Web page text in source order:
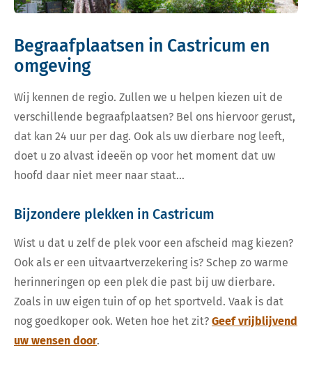
Begraafplaatsen in Castricum en
omgeving
Wij kennen de regio. Zullen we u helpen kiezen uit de
verschillende begraafplaatsen? Bel ons hiervoor gerust,
dat kan 24 uur per dag. Ook als uw dierbare nog leeft,
doet u zo alvast ideeën op voor het moment dat uw
hoofd daar niet meer naar staat…
Bijzondere plekken in Castricum
Wist u dat u zelf de plek voor een afscheid mag kiezen?
Ook als er een uitvaartverzekering is? Schep zo warme
herinneringen op een plek die past bij uw dierbare.
Zoals in uw eigen tuin of op het sportveld. Vaak is dat
nog goedkoper ook. Weten hoe het zit? Geef vrijblijvend
uw wensen door.